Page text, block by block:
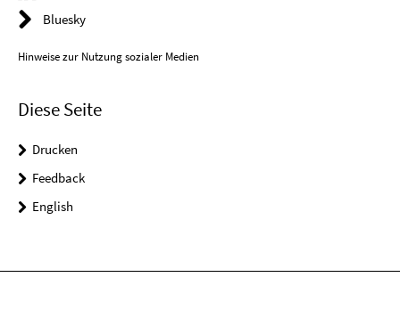
Bluesky
Hinweise zur Nutzung sozialer Medien
Diese Seite
Drucken
Feedback
English